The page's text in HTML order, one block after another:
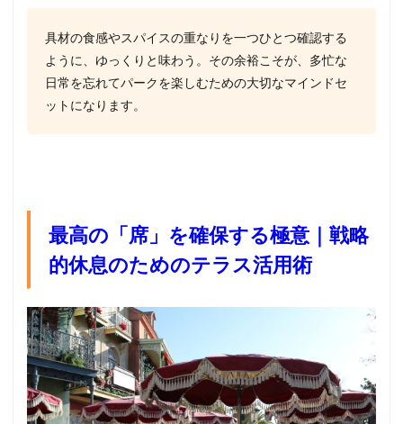
具材の食感やスパイスの重なりを一つひとつ確認する
ように、ゆっくりと味わう。その余裕こそが、多忙な
日常を忘れてパークを楽しむための大切なマインドセ
ットになります。
最高の「席」を確保する極意｜戦略
的休息のためのテラス活用術